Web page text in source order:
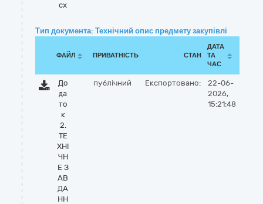
cx
Тип документа: Технічний опис предмету закупівлі
ФАЙЛ ПРИВАТНІСТЬ СТАН
ДАТА
ТА
ЧАС
До
да
то
к
2.
ТЕ
ХНІ
ЧН
Е З
АВ
ДА
НН
публічний Експортовано:
22-06-
2026,
15:21:48